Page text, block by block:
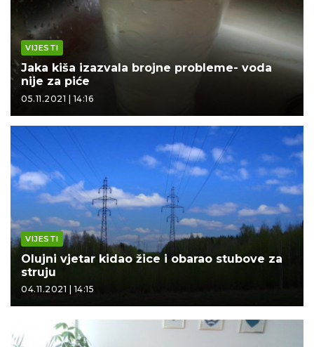
VIJESTI
Jaka kiša izazvala brojne probleme- voda
nije za piće
05.11.2021 | 14:16
VIJESTI
Olujni vjetar kidao žice i obarao stubove za
struju
04.11.2021 | 14:15